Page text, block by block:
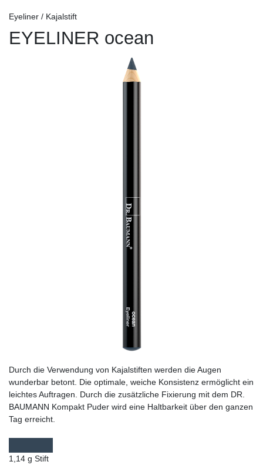
Eyeliner / Kajalstift
EYELINER ocean
Durch die Verwendung von Kajalstiften werden die Augen
wunderbar betont. Die optimale, weiche Konsistenz ermöglicht ein
leichtes Auftragen. Durch die zusätzliche Fixierung mit dem DR.
BAUMANN Kompakt Puder wird eine Haltbarkeit über den ganzen
Tag erreicht.
1,14 g Stift